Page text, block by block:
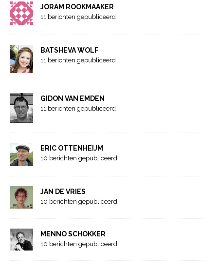
JORAM ROOKMAAKER
11 berichten gepubliceerd
BATSHEVA WOLF
11 berichten gepubliceerd
GIDON VAN EMDEN
11 berichten gepubliceerd
ERIC OTTENHEIJM
10 berichten gepubliceerd
JAN DE VRIES
10 berichten gepubliceerd
MENNO SCHOKKER
10 berichten gepubliceerd